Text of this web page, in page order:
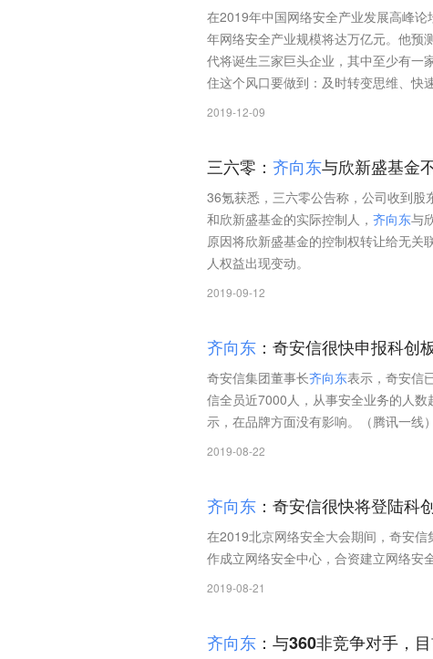
在2019年中国网络安全产业发展高峰论
年网络安全产业规模将达万亿元。他预
代将诞生三家巨头企业，其中至少有一
住这个风口要做到：及时转变思维、快
2019-12-09
三六零： 齐向东与欣新盛基金
36氪获悉，三六零公告称，公司收到股
和欣新盛基金的实际控制人， 齐向东与
原因将欣新盛基金的控制权转让给无关
人权益出现变动。
2019-09-12
齐向东 ：奇安信很快申报科创
奇安信集团董事长齐向东表示，奇安信
信全员近7000人，从事安全业务的人
示，在品牌方面没有影响。（腾讯一线）
2019-08-22
齐向东 ：奇安信很快将登陆科
在2019北京网络安全大会期间，奇安信
作成立网络安全中心，合资建立网络安
2019-08-21
齐向东 ：与360非竞争对手，